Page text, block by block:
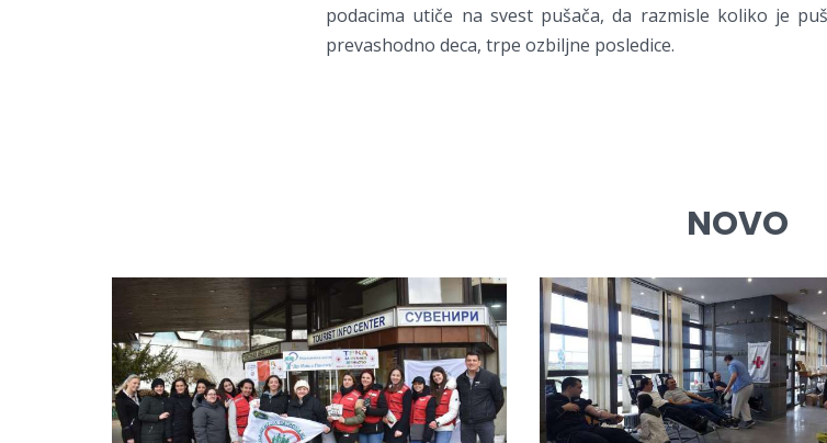
podacima utiče na svest pušača, da razmisle koliko je
prevashodno deca, trpe ozbiljne posledice.
NOVO